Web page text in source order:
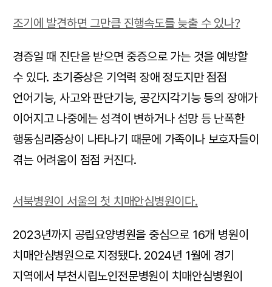
조기에 발견하면 그만큼 진행속도를 늦출 수 있나?
경증일 때 진단을 받으면 중증으로 가는 것을 예방할
수 있다. 초기증상은 기억력 장애 정도지만 점점
언어기능, 사고와 판단기능, 공간지각기능 등의 장애가
이어지고 나중에는 성격이 변하거나 섬망 등 난폭한
행동심리증상이 나타나기 때문에 가족이나 보호자들이
겪는 어려움이 점점 커진다.
서북병원이 서울의 첫 치매안심병원이다.
2023년까지 공립요양병원을 중심으로 16개 병원이
치매안심병원으로 지정됐다. 2024년 1월에 경기
지역에서 부천시립노인전문병원이 치매안심병원이